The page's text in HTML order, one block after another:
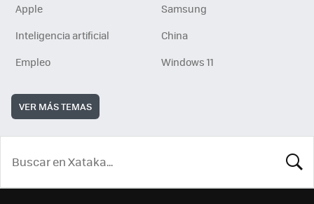
Apple
Samsung
Inteligencia artificial
China
Empleo
Windows 11
VER MÁS TEMAS